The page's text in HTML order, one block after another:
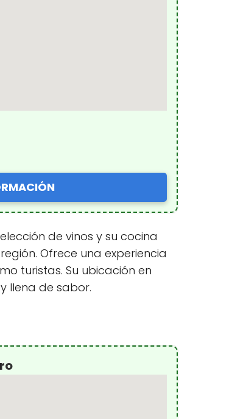
de vinos y su cocina
Ofrece una experiencia
turistas. Su ubicación en
llena de sabor.